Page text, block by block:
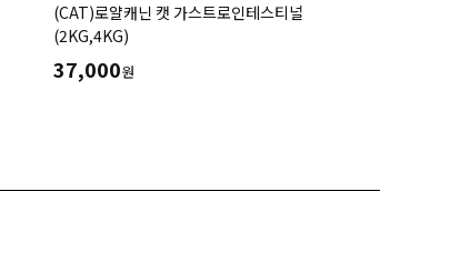
(CAT)로얄캐닌 캣 가스트로인테스티널
(2KG,4KG)
37,000원